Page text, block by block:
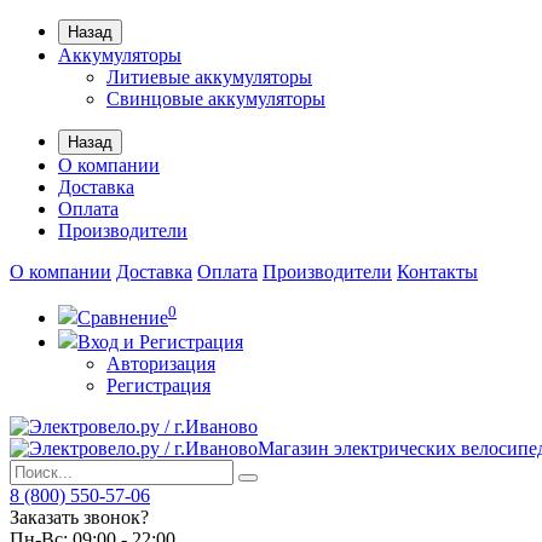
Назад
Аккумуляторы
Литиевые аккумуляторы
Свинцовые аккумуляторы
Назад
О компании
Доставка
Оплата
Производители
О компании Доставка Оплата Производители Контакты
Сравнение0
Вход и Регистрация
Авторизация
Регистрация
Магазин электрических
8 (800) 550-57-06
Заказать звонок?